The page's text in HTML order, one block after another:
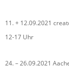
11. + 12.09.2021
12-17 Uhr
24. – 26.09.2021